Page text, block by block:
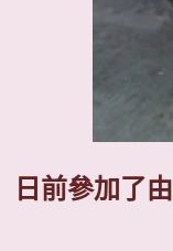
日前參加了由